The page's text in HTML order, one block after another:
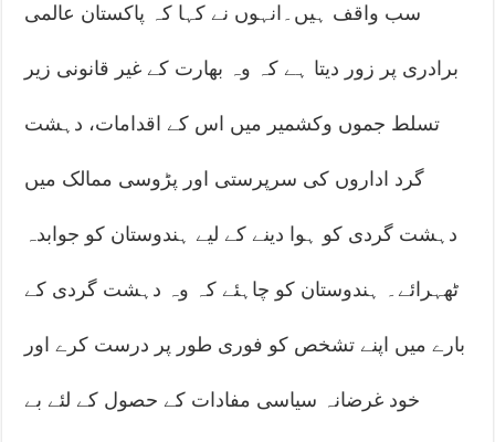
سب واقف ہیں۔انہوں نے کہا کہ پاکستان عالمی
برادری پر زور دیتا ہے کہ وہ بھارت کے غیر قانونی زیر
تسلط جموں وکشمیر میں اس کے اقدامات، دہشت
گرد اداروں کی سرپرستی اور پڑوسی ممالک میں
دہشت گردی کو ہوا دینے کے لیے ہندوستان کو جوابدہ
ٹھہرائے۔ ہندوستان کو چاہئے کہ وہ دہشت گردی کے
بارے میں اپنے تشخص کو فوری طور پر درست کرے اور
خود غرضانہ سیاسی مفادات کے حصول کے لئے بے